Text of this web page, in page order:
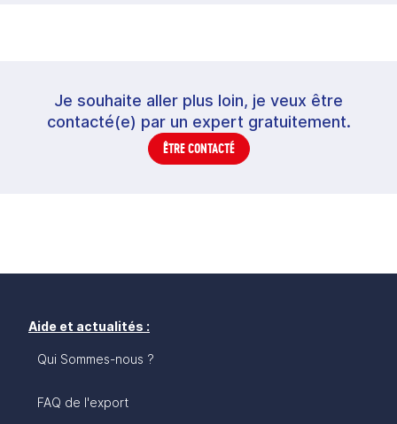
Je souhaite aller plus loin, je veux être
contacté(e) par un expert gratuitement.
ÊTRE CONTACTÉ
Aide et actualités :
Qui Sommes-nous ?
FAQ de l'export